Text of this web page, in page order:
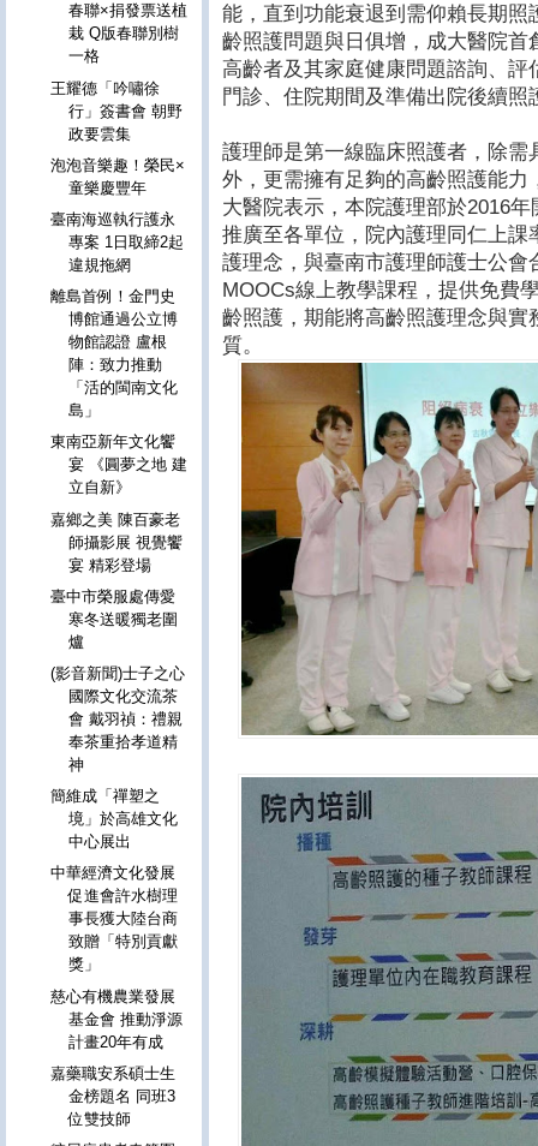
能，直到功能衰退到需仰賴長期
齡照護問題與日俱增，成大醫院
高齡者及其家庭健康問題諮詢、
門診、住院期間及準備出院後續
護理師是第一線臨床照護者，除
外，更需擁有足夠的高齡照護能
大醫院表示，本院護理部於2016
推廣至各單位，院內護理同仁上
護理念，與臺南市護理師護士公
MOOCs線上教學課程，提供免費
齡照護，期能將高齡照護理念與
質。
春聯×捐發票送植
栽 Q版春聯別樹
一格
王耀德「吟嘯徐
行」簽書會 朝野
政要雲集
泡泡音樂趣！榮民×
童樂慶豐年
臺南海巡執行護永
專案 1日取締2起
違規拖網
離島首例！金門史
博館通過公立博
物館認證 盧根
陣：致力推動
「活的閩南文化
島」
東南亞新年文化饗
宴 《圓夢之地 建
立自新》
嘉鄉之美 陳百豪老
師攝影展 視覺饗
宴 精彩登場
臺中市榮服處傳愛
寒冬送暖獨老圍
爐
(影音新聞)士子之心
國際文化交流茶
會 戴羽禎：禮親
奉茶重拾孝道精
神
簡維成「禪塑之
境」於高雄文化
中心展出
中華經濟文化發展
促進會許水樹理
事長獲大陸台商
致贈「特別貢獻
獎」
慈心有機農業發展
基金會 推動淨源
計畫20年有成
嘉藥職安系碩士生
金榜題名 同班3
位雙技師